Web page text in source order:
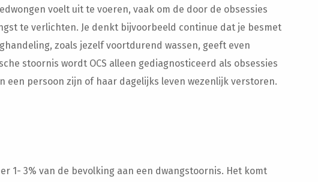
voelt uit te voeren, vaak om de door de obsessies
te verlichten. Je denkt bijvoorbeeld continue dat je besmet
zoals jezelf voortdurend wassen, geeft even
stoornis wordt OCS alleen gediagnosticeerd als obsessies
een persoon zijn of haar dagelijks leven wezenlijk verstoren.
1- 3% van de bevolking aan een dwangstoornis. Het komt